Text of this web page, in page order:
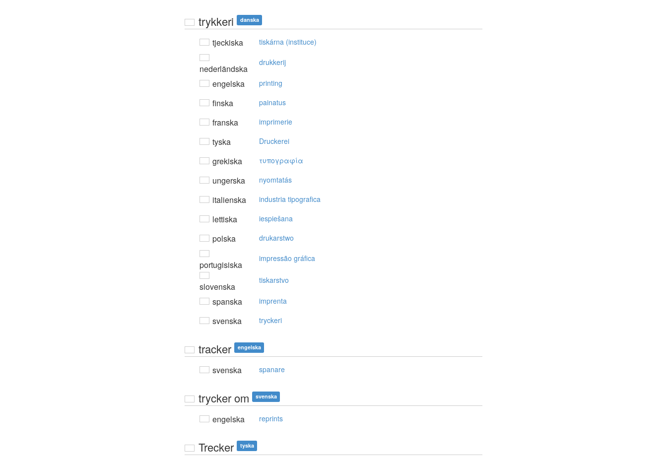
trykkeri danska
tjeckiska tiskárna (instituce)
nederländska
drukkerij
engelska printing
finska painatus
franska imprimerie
tyska Druckerei
grekiska τυπoγραφία
ungerska nyomtatás
italienska industria tipografica
lettiska iespiešana
polska drukarstwo
portugisiska
impressão gráfica
slovenska
tiskarstvo
spanska imprenta
svenska tryckeri
tracker engelska
svenska spanare
trycker om svenska
engelska reprints
Trecker tyska